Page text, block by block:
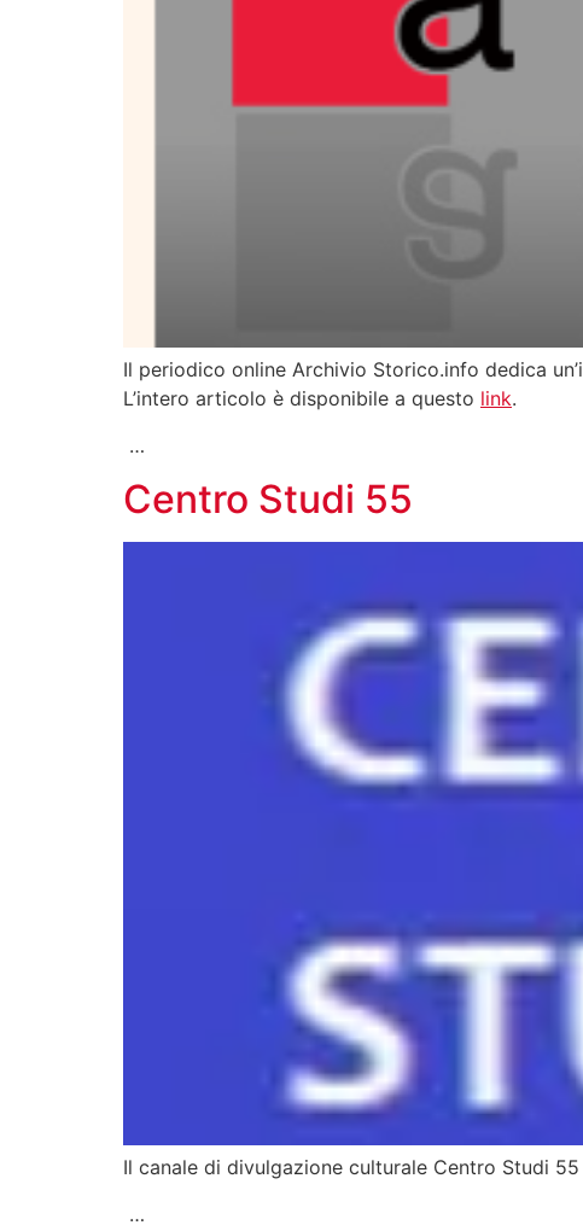
Il periodico online Archivio Storico.info dedica
L’intero articolo è disponibile a questo link.
…
Centro Studi 55
Il canale di divulgazione culturale Centro Studi
…